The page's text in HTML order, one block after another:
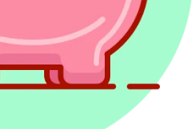
na start – zgłoś się do
z kodem
się od 05 90
lub 05 92(dla osób
przyznaną z tytułu